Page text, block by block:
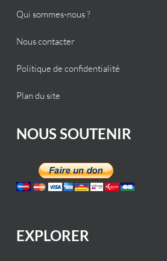
Qui sommes-nous ?
Nous contacter
Politique de confidentialité
Plan du site
NOUS SOUTENIR
EXPLORER